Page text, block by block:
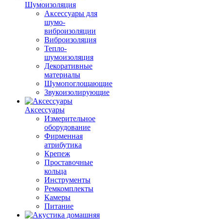
Шумоизоляция
Аксессуары для
шумо-
виброизоляции
Виброизоляция
Тепло-
шумоизоляция
Декоративные
материалы
Шумопоглощающие
Звукоизолирующие
Аксессуары
Измерительное
оборудование
Фирменная
атрибутика
Крепеж
Проставочные
кольца
Инструменты
Ремкомплекты
Камеры
Питание